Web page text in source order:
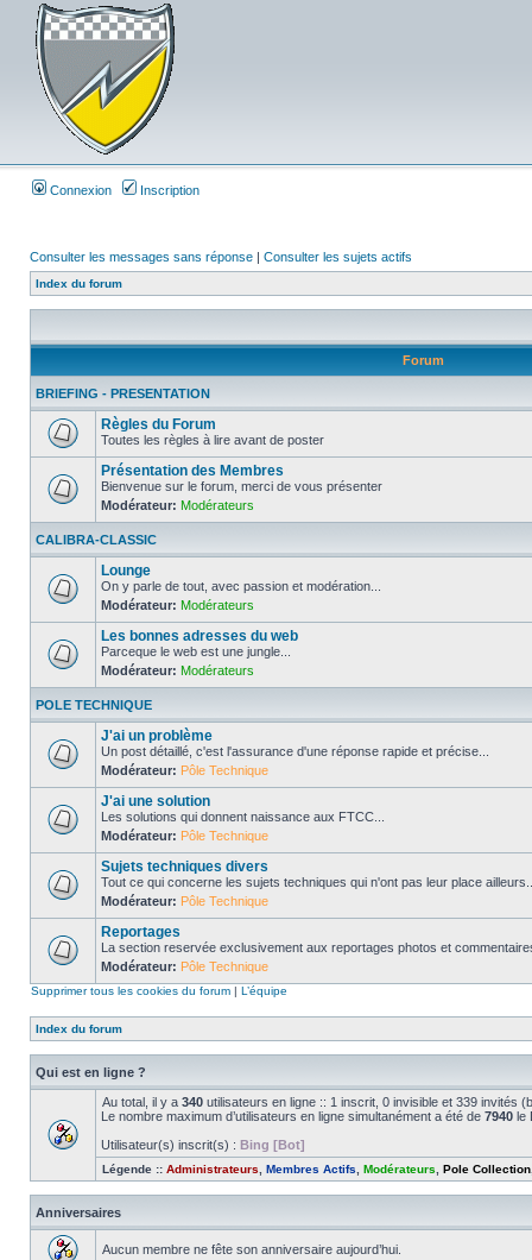
Connexion Inscription
Consulter les messages sans réponse | Consulter les sujets actifs
Index du forum
Forum
BRIEFING - PRESENTATION
Règles du Forum
Toutes les règles à lire avant de poster
Présentation des Membres
Bienvenue sur le forum, merci de vous présenter
Modérateur: Modérateurs
CALIBRA-CLASSIC
Lounge
On y parle de tout, avec passion et modération...
Modérateur: Modérateurs
Les bonnes adresses du web
Parceque le web est une jungle...
Modérateur: Modérateurs
POLE TECHNIQUE
J'ai un problème
Un post détaillé, c'est l'assurance d'une réponse rapide et précise...
Modérateur: Pôle Technique
J'ai une solution
Les solutions qui donnent naissance aux FTCC...
Modérateur: Pôle Technique
Sujets techniques divers
Tout ce qui concerne les sujets techniques qui n'ont pas leur place
Modérateur: Pôle Technique
Reportages
La section reservée exclusivement aux reportages photos et
Modérateur: Pôle Technique
Supprimer tous les cookies du forum | L’équipe
Index du forum
Qui est en ligne ?
Au total, il y a 340 utilisateurs en ligne :: 1 inscrit, 0 invisible et 339 invités
Le nombre maximum d’utilisateurs en ligne simultanément a été de 7940 le
Utilisateur(s) inscrit(s) : Bing [Bot]
Légende :: Administrateurs Membres Actifs Modérateurs Pole Collection
Anniversaires
Aucun membre ne fête son anniversaire aujourd’hui.